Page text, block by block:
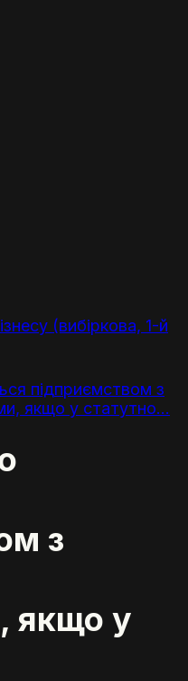
(вибіркова, 1-й
підприємством з
якщо у статутно...
з
якщо у